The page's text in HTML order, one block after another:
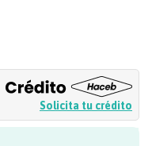
Solicita tu crédito